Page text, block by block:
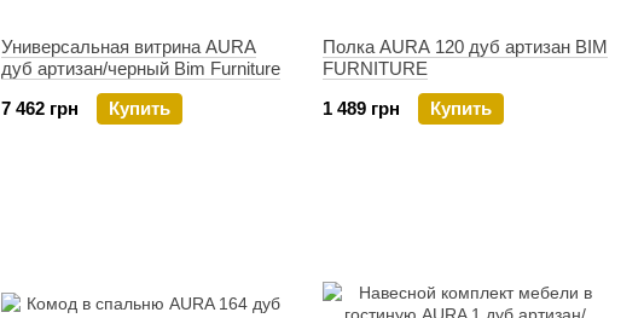
Универсальная витрина AURA
дуб артизан/черный Bim Furniture
7 462 грн
Купить
Полка AURA 120 дуб артизан BIM
FURNITURE
1 489 грн
Купить